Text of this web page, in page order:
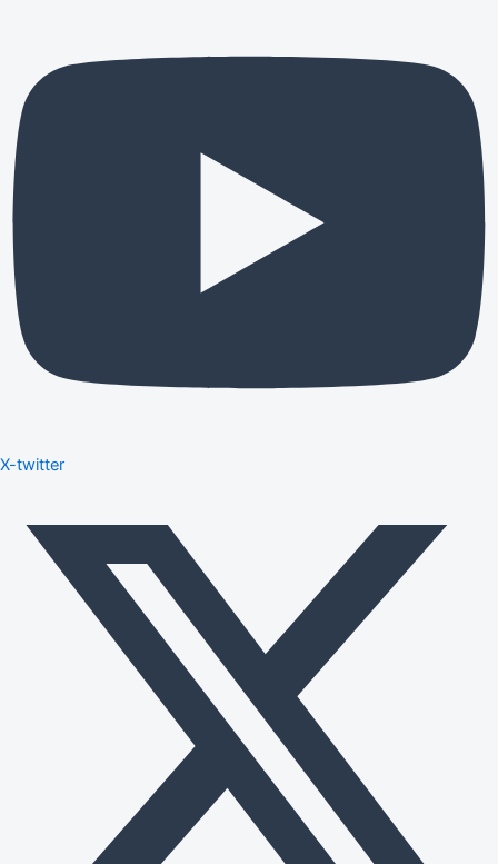
X-twitter